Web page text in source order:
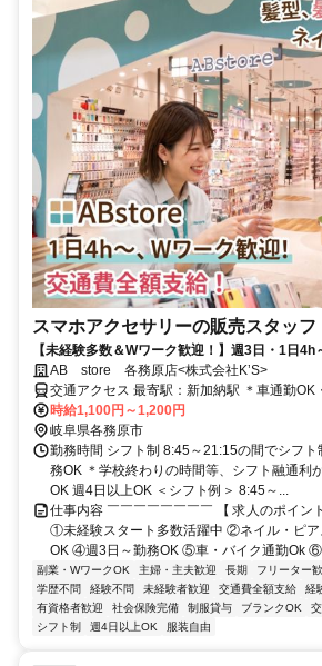
スマホアクセサリーの販売スタッフ
【未経験多数＆Wワーク歓迎！】週3日・1日
◎交通費全額支給◎オシャレに自分らしく働ける
AB store 各務原店<株式会社K’S>
交通アクセス 最寄駅：新加納駅 ＊車通勤OK・バイク通勤OK ＊シャ
トルバス ・「名鉄岐阜バスターミナル」から約30～40分 ・JR「岐阜
駅」から約30分 ・「名鉄岐阜駅」から約30
駅」から約15分 ・「市民公園中央図書館前
駅北口」から約5～10分
時給1,100円～1,200円
岐阜県各務原市
勤務時間 シフト制 8:45～21:15の間でシフ
務OK ＊学校終わりの時間等、シフト融通利
OK 週4日以上OK ＜シフト例＞ 8:45～...
仕事内容 ￣￣￣￣￣￣￣￣ 【 求人のポイン
①未経験スタート多数活躍中 ②ネイル・ピ
OK ④週3日～勤務OK ⑤車・バイク通勤Ok ⑥
副業・WワークOK 主婦・主夫歓迎 長期 フリーター
学歴不問
経験不問 未経験者歓迎 交通費全額支給 経
有資格者歓迎
社会保険完備 制服貸与 ブランクOK
シフト制
週4日以上OK 服装自由